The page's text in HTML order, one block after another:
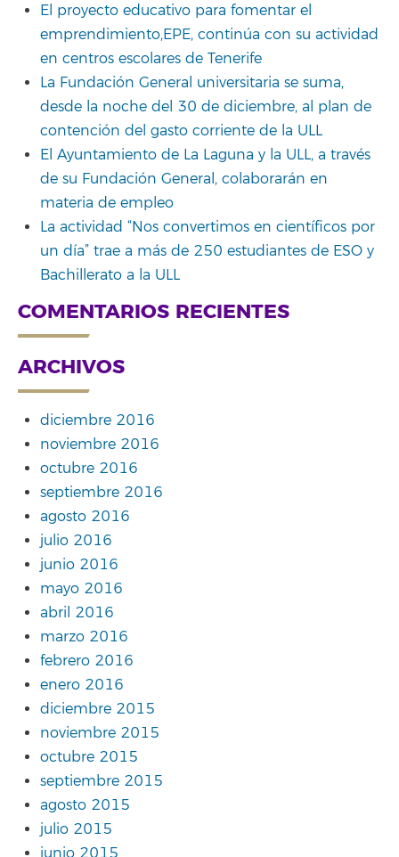
El proyecto educativo para fomentar el
emprendimiento,EPE, continúa con su actividad
en centros escolares de Tenerife
La Fundación General universitaria se suma,
desde la noche del 30 de diciembre, al plan de
contención del gasto corriente de la ULL
El Ayuntamiento de La Laguna y la ULL, a través
de su Fundación General, colaborarán en
materia de empleo
La actividad “Nos convertimos en científicos por
un día” trae a más de 250 estudiantes de ESO y
Bachillerato a la ULL
COMENTARIOS RECIENTES
ARCHIVOS
diciembre 2016
noviembre 2016
octubre 2016
septiembre 2016
agosto 2016
julio 2016
junio 2016
mayo 2016
abril 2016
marzo 2016
febrero 2016
enero 2016
diciembre 2015
noviembre 2015
octubre 2015
septiembre 2015
agosto 2015
julio 2015
junio 2015